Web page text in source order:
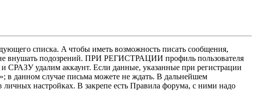
списка. A чтобы иметь возможность писать сообщения,
внушать подозрений. ПРИ РЕГИСТРАЦИИ профиль пользователя
удалим аккаунт. Если данные, указанные при регистрации
в данном случае письма можете не ждать. В дальнейшем
настройках. В закрепе есть Правила форума, с ними надо